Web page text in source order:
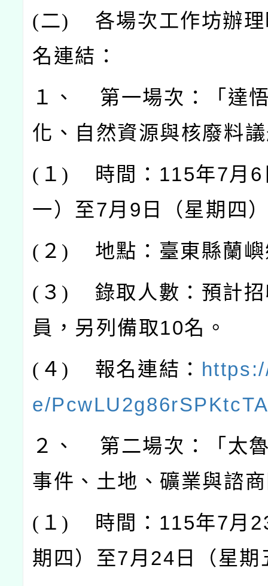
(二) 各場次工作坊辦
名連結：
１、 第一場次：「達
化、自然資源與核廢料
( １)
時間：115年7月
一）至7月9日（星期四
( ２) 地點：臺東縣蘭
( ３) 錄取人數：預計
員，另列備取10名。
( ４) 報名連結：
e/
２、 第二場次：「太
事件、土地、礦業與諮
( １)
時間：115年7月
期四）至7月24日（星期